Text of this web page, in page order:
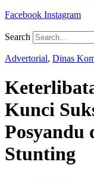
Facebook Instagram
Search
Advertorial, Dinas
Kunci
Posyandu
Stunting